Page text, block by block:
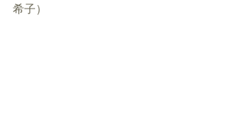
希子）